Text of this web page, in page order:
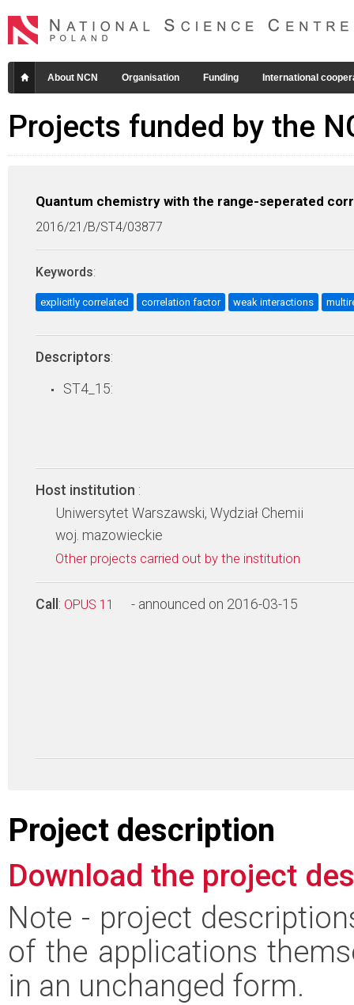
About NCN Organisation Funding International
Projects funded by the
Quantum chemistry with the range-seperated
2016/21/B/ST4/03877
Keywords:
explicitly correlated correlation factor weak interactions
Descriptors:
ST4_15:
Host institution :
Uniwersytet Warszawski, Wydział Chemii
woj. mazowieckie
Other projects carried out by the institution
Call : OPUS 11 - announced on 2016-03-15
Project description
Download the project
Note - project
of the applications
in an unchanged form.